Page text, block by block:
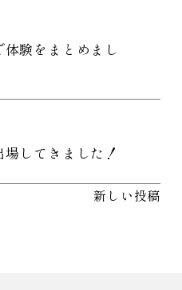
験をまとめまし
してきました！
新しい投稿